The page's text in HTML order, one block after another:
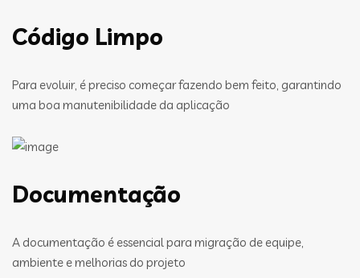
Código Limpo
Para evoluir, é preciso começar fazendo bem feito, garantindo
uma boa manutenibilidade da aplicação
Documentação
A documentação é essencial para migração de equipe,
ambiente e melhorias do projeto